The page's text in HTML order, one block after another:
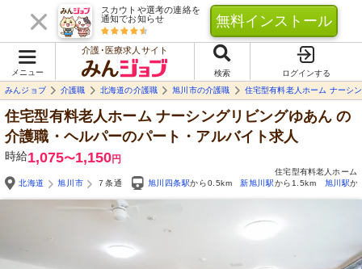
スカウトや選考の連絡を
通知でお知らせ
無料インストール
メニュー
介護･医療求人サイト
検索
ログインする
みんジョブ
介護職 北海道の介護職 旭川市の介護職 住宅型有料老人ホーム ナーシ
住宅型有料老人ホーム ナーシングリビングゆあん の
介護職・ヘルパーのパート・アルバイト求人
時給1,075〜1,150円
住宅型有料老人ホーム
北海道
旭川市 ７条通 旭川四条駅から0.5km 新旭川駅から1.5km 旭川駅か